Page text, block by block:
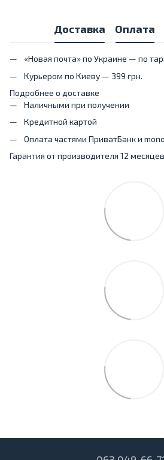
Доставка Оплата
«Новая почта» по Украине — по
Курьером по Киеву — 399 грн.
Подробнее о доставке
Наличными при получении
Кредитной картой
Оплата частями ПриватБанк и
Гарантия от производителя 12 месяцев